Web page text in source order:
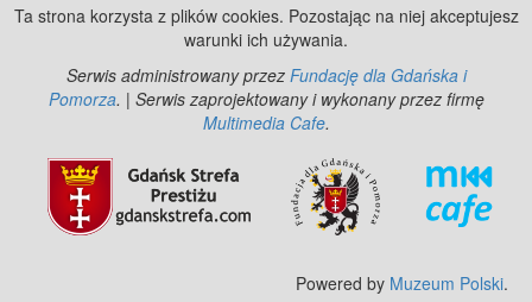
Ta strona korzysta z plików cookies. Pozostając na niej akceptujesz
warunki ich używania.
Serwis administrowany przez Fundację dla Gdańska i
Pomorza. | Serwis zaprojektowany i wykonany przez firmę
Multimedia Cafe.
Powered by Muzeum Polski.